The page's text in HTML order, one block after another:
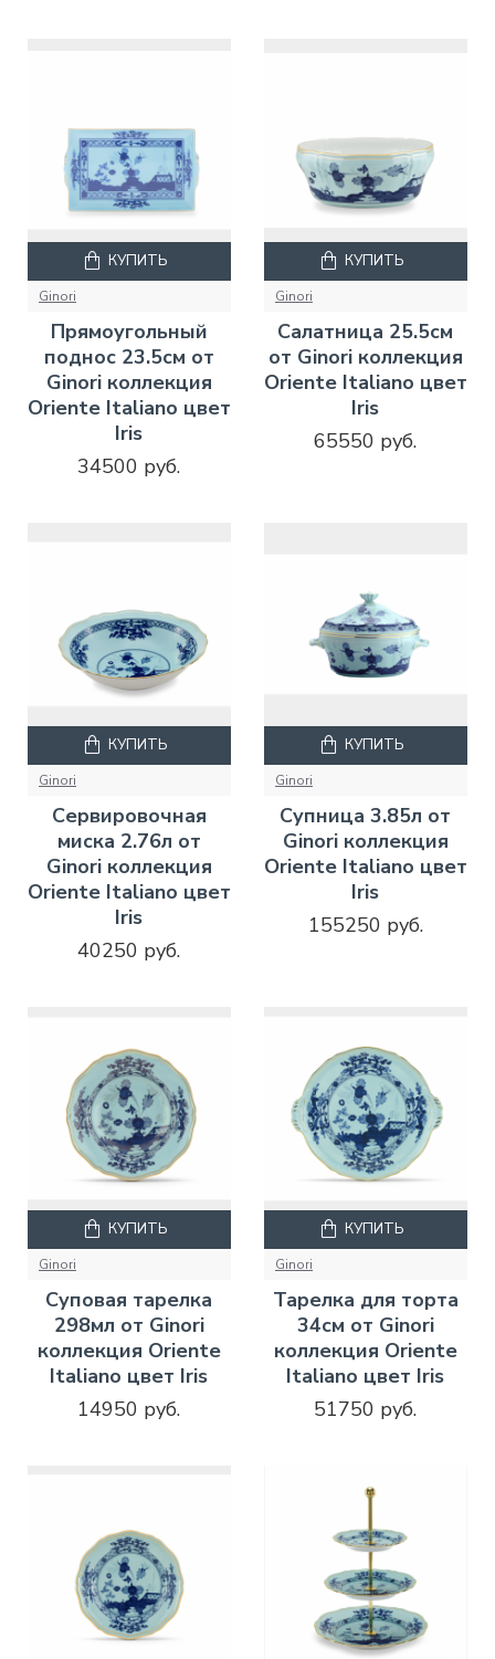
Ginori
Прямоугольный
поднос 23.5см от
Ginori коллекция
Oriente Italiano цвет
Iris
34500 руб.
КУПИТЬ
Ginori
Салатница 25.5см
от Ginori коллекция
Oriente Italiano цвет
Iris
65550 руб.
КУПИТЬ
Ginori
Сервировочная
миска 2.76л от
Ginori коллекция
Oriente Italiano цвет
Iris
40250 руб.
КУПИТЬ
Ginori
Супница 3.85л от
Ginori коллекция
Oriente Italiano цвет
Iris
155250 руб.
КУПИТЬ
Ginori
Суповая тарелка
298мл от Ginori
коллекция Oriente
Italiano цвет Iris
14950 руб.
КУПИТЬ
Ginori
Тарелка для торта
34см от Ginori
коллекция Oriente
Italiano цвет Iris
51750 руб.
КУПИТЬ